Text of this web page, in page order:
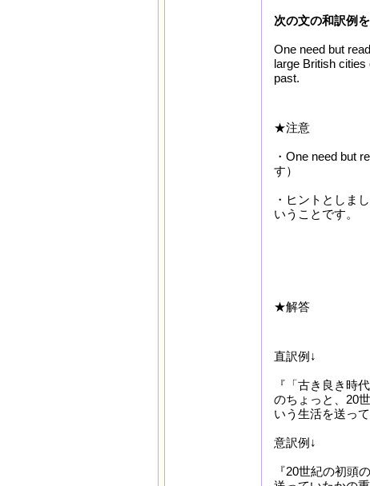
次の文の和訳例
One need but
large British
past.
★注意
・One need but
す）
・ヒントとしま
いうことです。
★解答
直訳例↓
『「古き良き時
のちょっと、20
いう生活を送っ
意訳例↓
『20世紀の初頭